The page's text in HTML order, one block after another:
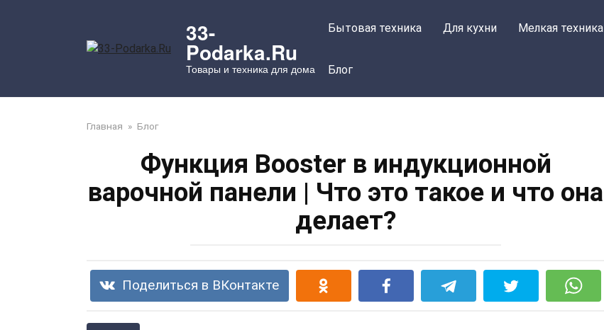
33-
Podarka.Ru
Товары и техника для дома
Бытовая техника Для кухни Мелкая техника
Блог
Главная » Блог
Функция Booster в индукционной
варочной панели | Что это такое и что она
делает?
Поделиться в ВКонтакте